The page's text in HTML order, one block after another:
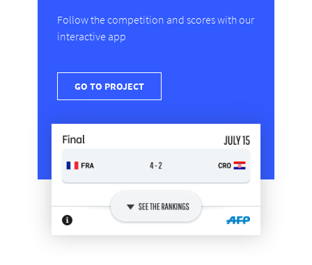
Follow the competition and scores with our
interactive app
GO TO PROJECT